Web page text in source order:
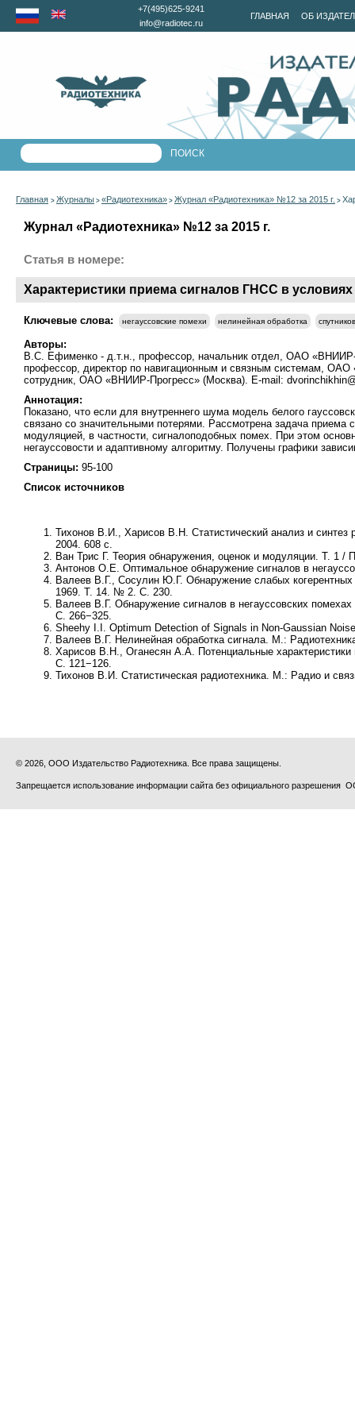
ГЛАВНАЯ ОБ
+7(495)625-9241
info@radiotec.ru
Главная > Журналы > «Радиотехника» > Журнал «Радиотехника» №12 за 2015 г. >
Журнал «Радиотехника» №12 за 2015 г.
Статья в номере:
Характеристики приема сигналов ГНСС в
Ключевые слова: негауссовские помехи нелинейная обработка
Авторы:
В.С. Ефименко - д.т.н., профессор, начальник отдел, ОАО
профессор, директор по навигационным и связным системам,
сотрудник, ОАО «ВНИИР-Прогресс» (Москва). E-mail:
Аннотация:
Показано, что если для внутреннего шума модель белого
связано со значительными потерями. Рассмотрена задача приема
модуляцией, в частности, сигналоподобных помех. При этом
негауссовости и адаптивному алгоритму. Получены графики
Страницы: 95-100
Список источников
Тихонов В.И., Харисов В.Н. Статистический анализ и
2004. 608 с.
Ван Трис Г. Теория обнаружения, оценок и модуляции. Т.
Антонов О.Е. Оптимальное обнаружение сигналов в
Валеев В.Г., Сосулин Ю.Г. Обнаружение слабых когерентных
1969. Т. 14. № 2. С. 230.
Валеев В.Г. Обнаружение сигналов в негауссовских
С. 266−325.
Sheehy I.I. Optimum Detection of Signals in Non-Gaussian
Валеев В.Г. Нелинейная обработка сигнала. М.:
Харисов В.Н., Оганесян A.A. Потенциальные
С. 121−126.
Тихонов В.И. Статистическая радиотехника. М.: Радио и
© 2026, ООО Издательство Радиотехника. Все права защищены.
Запрещается использование информации сайта без официального разрешения